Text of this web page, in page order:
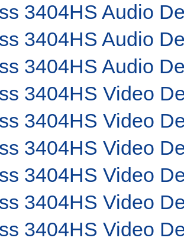
3404HS Audio
3404HS Audio
3404HS Audio
3404HS Video
3404HS Video
3404HS Video
3404HS Video
3404HS Video
3404HS Video